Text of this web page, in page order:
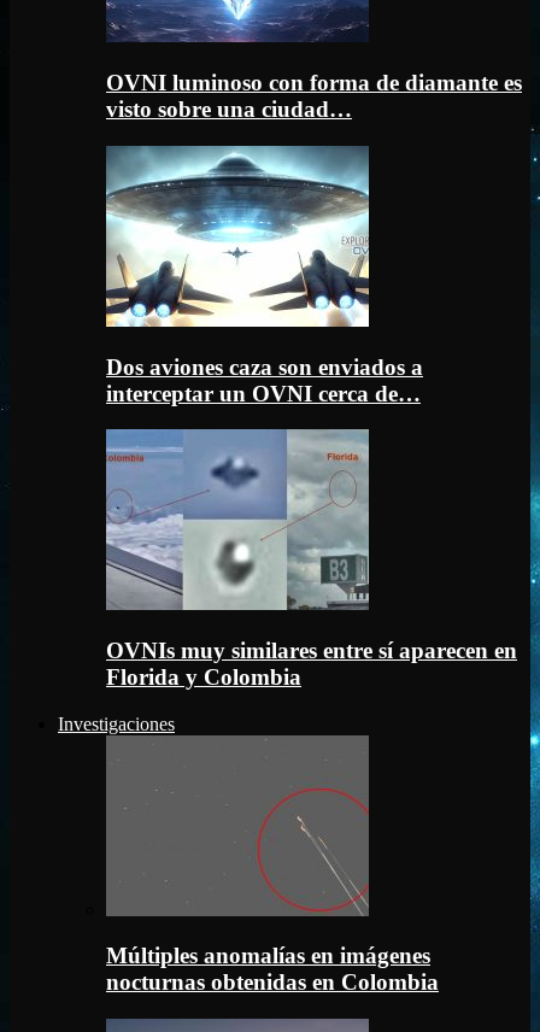
OVNI luminoso con forma de diamante es
visto sobre una ciudad…
Dos aviones caza son enviados a
interceptar un OVNI cerca de…
OVNIs muy similares entre sí aparecen en
Florida y Colombia
Investigaciones
Múltiples anomalías en imágenes
nocturnas obtenidas en Colombia